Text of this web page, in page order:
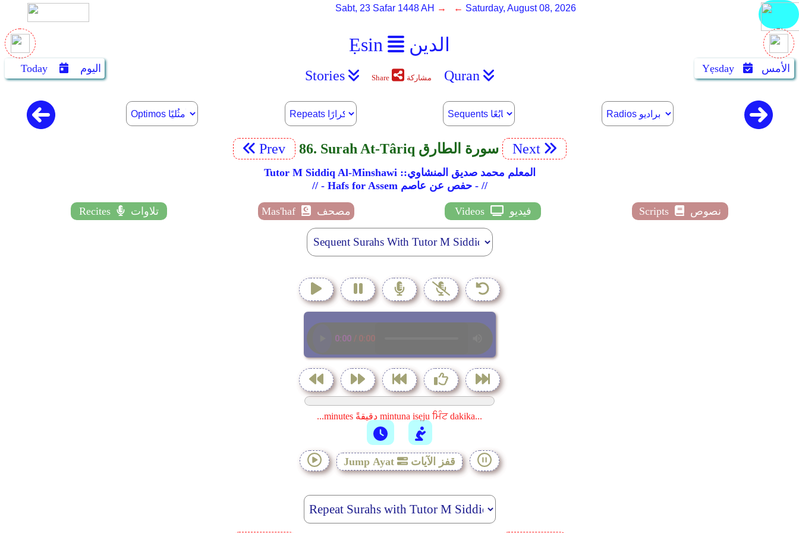
Ẹsin الدين
Sabt, 23 Safar 1448 AH → ← Saturday, August 08, 2026
Today اليوم Yẹsday الأمس Stories Share مشاركة Quran
Prev 86. Surah At-Târiq سورة الطارق Next
Tutor M Siddiq Al-Minshawi ::المعلم محمد صديق المنشاوي
// - Hafs for Assem حفص عن عاصم - //
Recites تلاوات Mas'haf مصحف Videos فيديو Scripts نصوص
...minutes دقيقةً mintuna isẹju ਮਿੰਟ dakika...
Jump Ayat قفز الآيات